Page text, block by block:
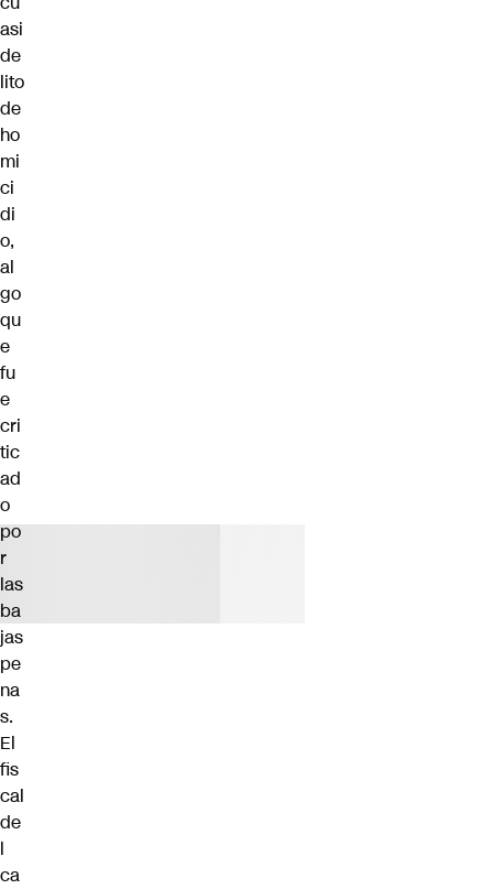
asi
de
lito
de
ho
mi
ci
di
o,
al
go
qu
e
fu
e
cri
tic
ad
o
po
r
las
ba
jas
pe
na
s.
El
fis
cal
de
l
ca